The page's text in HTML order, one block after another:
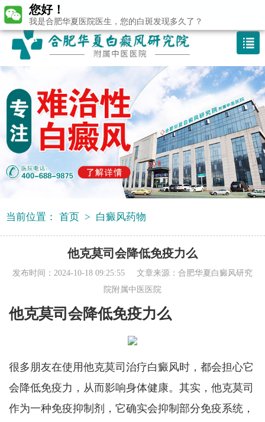
当前位置： 首页 > 白癜风药物
他克莫司会降低免疫力么
发布时间：2024-10-18 09:25:55 文章来源： 合肥华夏白癜风研究
院附属中医医院
他克莫司会降低免疫力么
很多朋友在使用他克莫司治疗白癜风时，都会担心它
会降低免疫力，从而影响身体健康。其实，他克莫司
作为一种免疫抑制剂，它确实会抑制部分免疫系统，
您好！
我是合肥华夏医院医生，您的白斑发现多久了？